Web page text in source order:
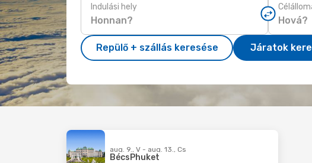
Indulási hely
Repülő + szállás keresése Járatok
aug. 9., V - aug. 13., Cs
BécsPhuket